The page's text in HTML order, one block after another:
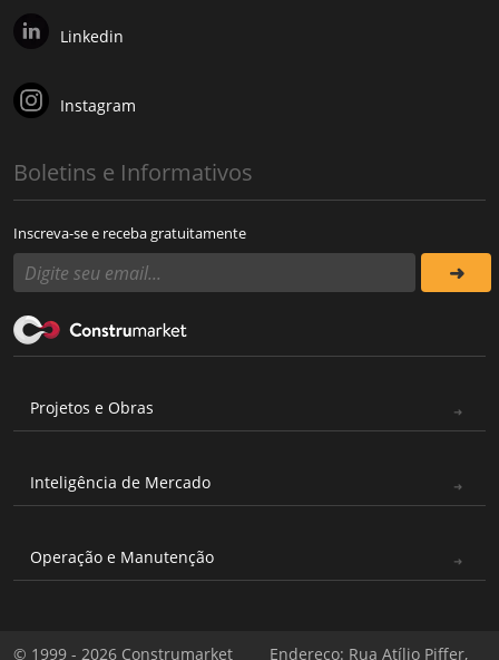
Linkedin
Instagram
Boletins e Informativos
Inscreva-se e receba gratuitamente
Projetos e Obras
Inteligência de Mercado
Operação e Manutenção
© 1999 - 2026 Construmarket Endereço: Rua Atílio Piffer,